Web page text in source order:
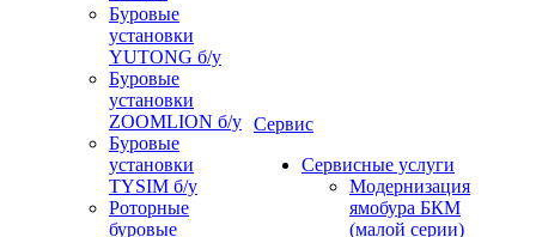
Буровые
установки
YUTONG б/у
Буровые
установки
ZOOMLION б/у
Буровые
установки
TYSIM б/у
Роторные
буровые
Сервис
Сервисные услуги
Модернизация
ямобура БКМ
(малой серии)